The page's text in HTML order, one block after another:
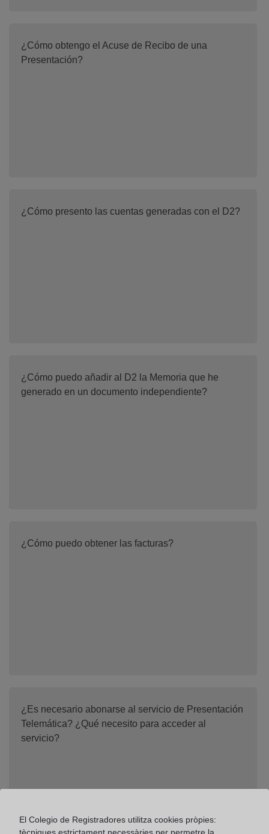
¿Cómo obtengo el Acuse de Recibo de una
Presentación?
¿Cómo presento las cuentas generadas con el D2?
¿Cómo puedo añadir al D2 la Memoria que he
generado en un documento independiente?
¿Cómo puedo obtener las facturas?
¿Es necesario abonarse al servicio de Presentación
Telemática? ¿Qué necesito para acceder al
servicio?
El Colegio de Registradores utilitza cookies pròpies: